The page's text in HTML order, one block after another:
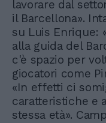
lavorare dal
il Barcellona».
su Luis Enrique:
alla guida del
c'è spazio per
giocatori come
«In effetti ci
caratteristiche e
stessa età».